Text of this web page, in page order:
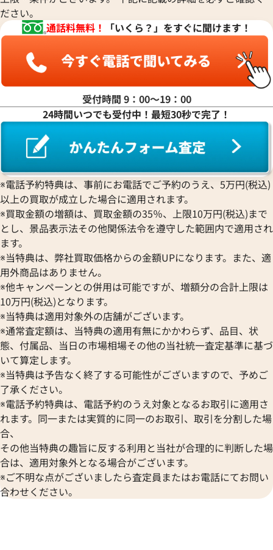
金歯 買取
金貨･銀貨 買取
イエローゴールド 買取
ピンクゴールド 買取
ホワイトゴールド 買取
金コンビ 買取
プラチナ 買取
プラチナインゴット 買取
Pt1000 買取
Pt950 買取
Pt900 買取
Pt850 買取
Pt&Pm 買取
銀･シルバー 買取
パラジウム 買取
パール 買取
ヴァンクリーフ&
アーペル 買取
ブシュロン 買取
ミキモト 買取
ショーメ 買取
買取可能な商品をもっと見る
シャネル 買取
オメガ 買取
ブレゲ 買取
リシャール・ミル
買取
ブライトリング
買取
ヴァシュロン・コンスタンタン 買取
A. ランゲ&
パネライ 買取
ブルガリ 買取
フランク ミュラー 買取
IWC 買取
買取可能な商品をもっと見る
ださい。
通話料無料！
「いくら？」をすぐに聞けます！
受付時間 9：00〜19：00
24時間いつでも受付中！最短30秒で完了！
※電話予約特典は、事前にお電話でご予約のうえ、5万円(税込)
以上の買取が成立した場合に適用されます。
※買取金額の増額は、買取金額の35％、上限10万円(税込)まで
とし、景品表示法その他関係法令を遵守した範囲内で適用され
ます。
※当特典は、弊社買取価格からの金額UPになります。また、適
用外商品はありません。
※他キャンペーンとの併用は可能ですが、増額分の合計上限は
10万円(税込)となります。
※当特典は適用対象外の店舗がございます。
※通常査定額は、当特典の適用有無にかかわらず、品目、状
態、付属品、当日の市場相場その他の当社統一査定基準に基づ
いて算定します。
※当特典は予告なく終了する可能性がございますので、予めご
了承ください。
※電話予約特典は、電話予約のうえ対象となるお取引に適用さ
れます。同一または実質的に同一のお取引、取引を分割した場
合、
その他当特典の趣旨に反する利用と当社が合理的に判断した場
合は、適用対象外となる場合がございます。
※ご不明な点がございましたら査定員またはお電話にてお問い
合わせください。